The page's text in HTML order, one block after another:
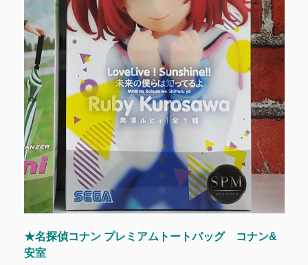
★名探偵コナン プレミアムトートバッグ コナン&
安室